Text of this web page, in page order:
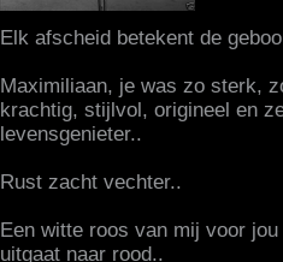
Elk afscheid betekent de
Maximiliaan, je was zo sterk,
krachtig, stijlvol, origineel en
levensgenieter..
Rust zacht vechter..
Een witte roos van mij voor
uitgaat naar rood..